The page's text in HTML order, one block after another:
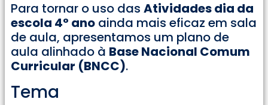
Para tornar o uso das Atividades dia da
escola 4° ano ainda mais eficaz em sala
de aula, apresentamos um plano de
aula alinhado à Base Nacional Comum
Curricular (BNCC).
Tema